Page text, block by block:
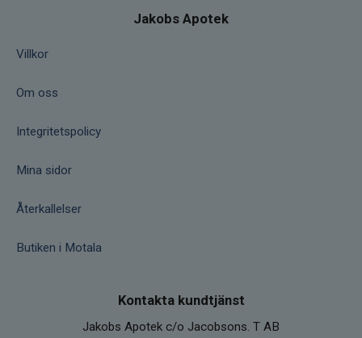
Jakobs Apotek
Villkor
Om oss
Integritetspolicy
Mina sidor
Återkallelser
Butiken i Motala
Kontakta kundtjänst
Jakobs Apotek c/o Jacobsons. T AB